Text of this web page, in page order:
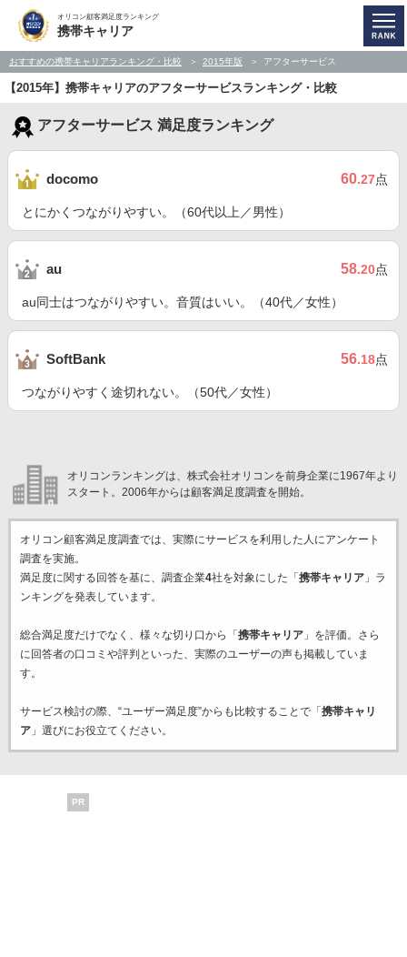
オリコン顧客満足度ランキング
携帯キャリア
おすすめの携帯キャリアランキング・比較 2015年版 アフターサービス
【2015年】携帯キャリアのアフターサービスランキング・比較
アフターサービス 満足度ランキング
docomo 60.27点
とにかくつながりやすい。（60代以上／男性）
au 58.20点
au同士はつながりやすい。音質はいい。（40代／女性）
SoftBank 56.18点
つながりやすく途切れない。（50代／女性）
オリコンランキングは、株式会社オリコンを前身企業に1967年より
スタート。2006年からは顧客満足度調査を開始。
オリコン顧客満足度調査では、実際にサービスを利用した 人にアンケート
調査を実施。
満足度に関する回答を基に、調査企業4社を対象にした「 携帯キャリア」ラ
ンキングを発表しています。
総合満足度だけでなく、様々な切り口から「 携帯キャリア」を評価。さら
に回答者の口コミや評判といった、実際のユーザーの声も掲載していま
す。
サービス検討の際、“ユーザー満足度”からも比較することで「 携帯キャリ
ア」選びにお役立てください。
PR